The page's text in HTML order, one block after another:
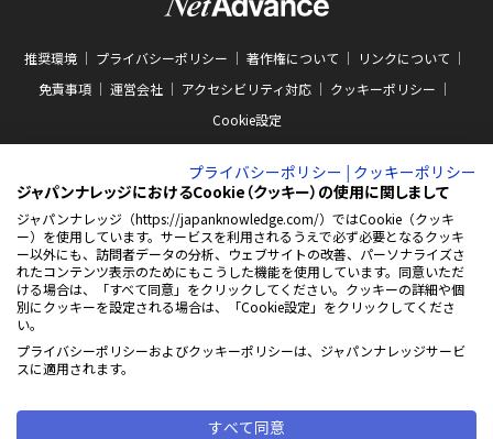
推奨環境 プライバシーポリシー 著作権について
リンクについて
免責事項
運営会社 アクセシビリティ対応
クッキーポリシー
Cookie設定
ABJマークは、この電子書店・電子書籍配信サービスが、著作権者からコンテン
ツ使用許諾を得た正規版配信サービスであることを示す商標（登録番号 第
10981000号）です。ABJマークの詳細、ABJマークを掲示しているサービスの一
覧はこちらをご覧ください。
AEBS 電子出版制作・流通協議会
https://aebs.or.jp/
新
い
ウ
© 2001-2026 NetAdvance Inc. All rights reserved.
プライバシーポリシー | クッキーポリシー
ジャパンナレッジにおけるCookie（クッキー）の使用に関しまして
ジャパンナレッジ（https://japanknowledge.com/）ではCookie（クッキ
ー）を使用しています。サービスを利用されるうえで必ず必要となるクッキ
ー以外にも、訪問者データの分析、ウェブサイトの改善、パーソナライズさ
れたコンテンツ表示のためにもこうした機能を使用しています。同意いただ
ける場合は、「すべて同意」をクリックしてください。クッキーの詳細や個
別にクッキーを設定される場合は、「Cookie設定」をクリックしてくださ
い。
プライバシーポリシーおよびクッキーポリシーは、ジャパンナレッジサービ
スに適用されます。
すべて同意